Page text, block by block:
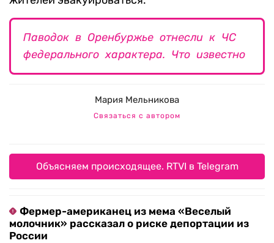
Паводок в Оренбуржье отнесли к ЧС
федерального характера. Что известно
Мария Мельникова
Связаться с автором
Объясняем происходящее. RTVI в Telegram
Фермер-американец из мема «Веселый
молочник» рассказал о риске депортации из
России